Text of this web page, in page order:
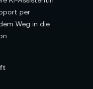
per
Weg in die